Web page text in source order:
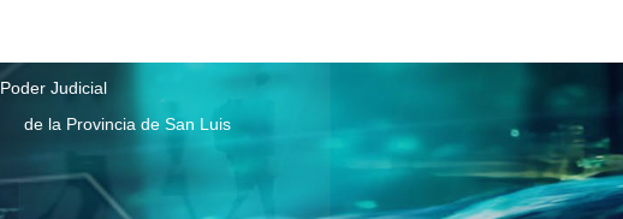
Poder Judicial
de la Provincia de San Luis